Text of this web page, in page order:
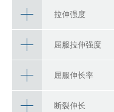
拉伸强度
屈服拉伸强度
屈服伸长率
断裂伸长